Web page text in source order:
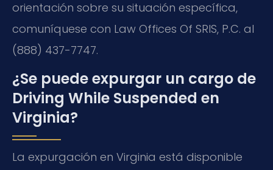
orientación sobre su situación específica,
comuníquese con Law Offices Of SRIS, P.C. al
(888) 437-7747.
¿Se puede expurgar un cargo de
Driving While Suspended en
Virginia?
La expurgación en Virginia está disponible